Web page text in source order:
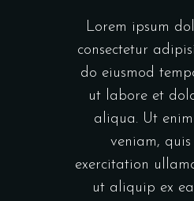
Lorem ipsum
consectetur
do eiusmod
ut labore et
aliqua. Ut
veniam,
exercitation
ut aliquip ex